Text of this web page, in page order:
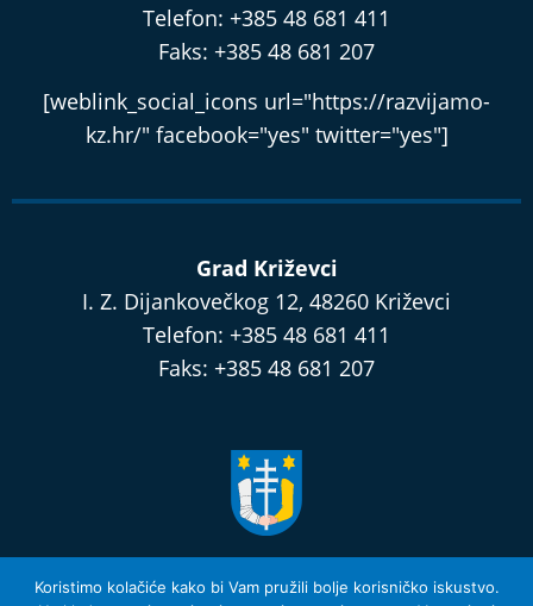
Telefon: +385 48 681 411
Faks: +385 48 681 207
[weblink_social_icons url="https://razvijamo-
kz.hr/" facebook="yes" twitter="yes"]
Grad Križevci
I. Z. Dijankovečkog 12, 48260 Križevci
Telefon: +385 48 681 411
Faks: +385 48 681 207
razvijamo.krizevci.hr
Koristimo kolačiće kako bi Vam pružili bolje korisničko iskustvo.